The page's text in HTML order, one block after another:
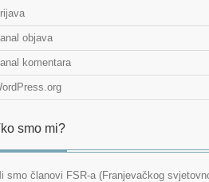
objava
komentara
smo mi?
smo članovi FSR-a (Franjevačkog